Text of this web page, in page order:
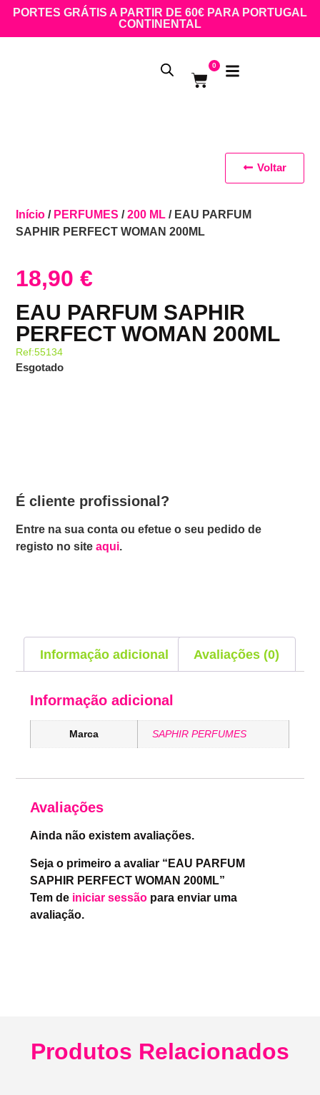
PORTES GRÁTIS A PARTIR DE 60€ PARA PORTUGAL
CONTINENTAL
0
Início / PERFUMES /200 ML / EAU PARFUM
SAPHIR PERFECT WOMAN 200ML
18,90€
EAU PARFUM SAPHIR
PERFECT WOMAN 200ML
Ref:55134
Esgotado
É cliente profissional?
Entre na sua conta ou efetue o seu pedido de
registo no siteaqui.
Voltar
Informação adicional Avaliações (0)
Informação adicional
Marca SAPHIR PERFUMES
Avaliações
Ainda não existem avaliações.
Seja o primeiro a avaliar “EAU PARFUM
SAPHIR PERFECT WOMAN 200ML”
Tem de iniciar sessão para enviar uma
avaliação.
Produtos Relacionados